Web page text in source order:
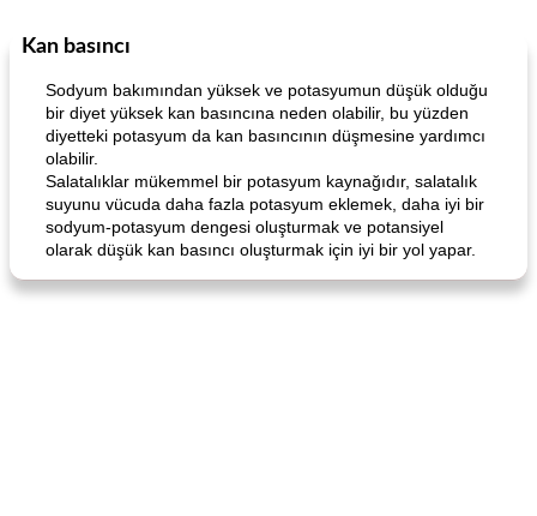
World Cuisine
Angela's Awesome Enchiladas Pop's Roast Turkey Sandwich
Kan basıncı
Sodyum bakımından yüksek ve potasyumun düşük olduğu
bir diyet yüksek kan basıncına neden olabilir, bu yüzden
diyetteki potasyum da kan basıncının düşmesine yardımcı
olabilir.
Salatalıklar mükemmel bir potasyum kaynağıdır, salatalık
suyunu vücuda daha fazla potasyum eklemek, daha iyi bir
sodyum-potasyum dengesi oluşturmak ve potansiyel
olarak düşük kan basıncı oluşturmak için iyi bir yol yapar.